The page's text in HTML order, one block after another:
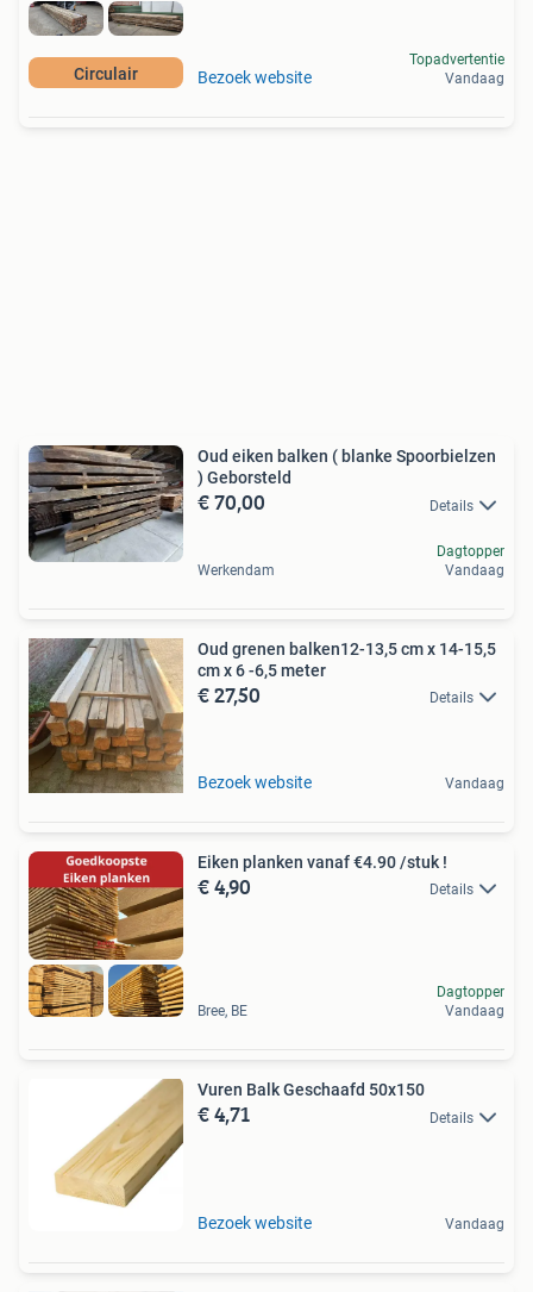
Circulair Bezoek website
Topadvertentie
Vandaag
Oud eiken balken ( blanke Spoorbielzen
) Geborsteld
€ 70,00 Details
Werkendam
Dagtopper
Vandaag
Oud grenen balken12-13,5 cm x 14-15,5
cm x 6 -6,5 meter
€ 27,50 Details
Bezoek website Vandaag
Eiken planken vanaf €4.90 /stuk !
€ 4,90 Details
Bree, BE
Dagtopper
Vandaag
Vuren Balk Geschaafd 50x150
€ 4,71 Details
Bezoek website Vandaag